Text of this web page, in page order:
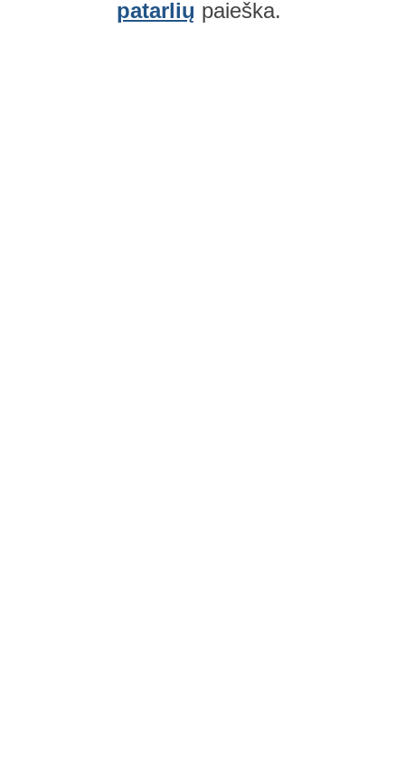
patarlių paieška.